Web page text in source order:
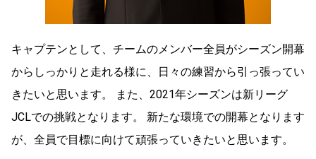
キャプテンとして、チームのメンバー全員がシーズン開幕
からしっかりと走れる様に、日々の練習から引っ張ってい
きたいと思います。 また、2021年シーズンは新リーグ
JCLでの挑戦となります。 新たな環境での開幕となります
が、全員で目標に向けて頑張っていきたいと思います。